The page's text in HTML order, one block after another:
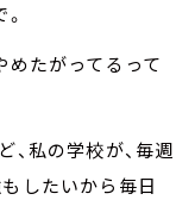
めたがってるって
、私の学校が、毎週
したいから毎日